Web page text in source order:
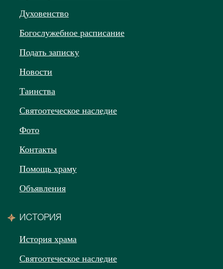
Духовенство
Богослужебное расписание
Подать записку
Новости
Таинства
Святоотеческое наследие
Фото
Контакты
Помощь храму
Объявления
ИСТОРИЯ
История храма
Святоотеческое наследие